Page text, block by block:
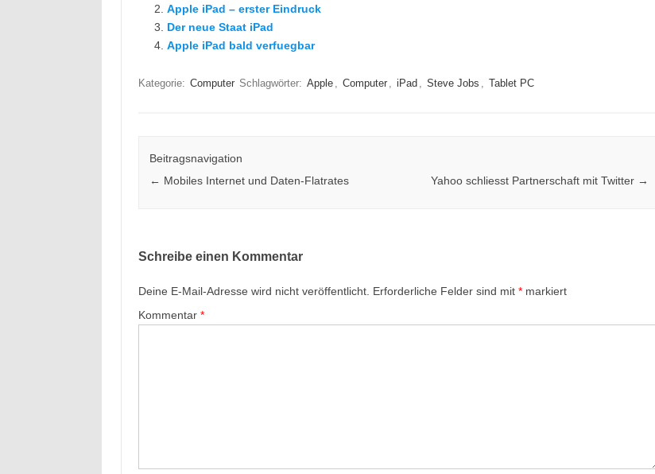
Apple iPad – erster Eindruck
Der neue Staat iPad
Apple iPad bald verfuegbar
Kategorie: Computer Schlagwörter: Apple , Computer , iPad , Steve Jobs , Tablet PC
Beitragsnavigation
← Mobiles Internet und Daten-Flatrates Yahoo schliesst Partnerschaft mit Twitter →
Schreibe einen Kommentar
Deine E-Mail-Adresse wird nicht veröffentlicht. Erforderliche Felder sind mit *markiert
Kommentar *